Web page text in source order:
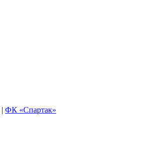
| ФК «Спартак»